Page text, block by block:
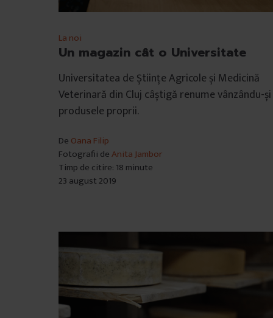
La noi
Un magazin cât o Universitate
Universitatea de Științe Agricole și Medicină
Veterinară din Cluj câștigă renume vânzându-și
produsele proprii.
De Oana Filip
Fotografii deAnita Jambor
Timp de citire: 18 minute
23 august 2019